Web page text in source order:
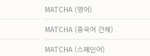
MATCHA (영어)
MATCHA (중국어 간체)
MATCHA (스페인어)